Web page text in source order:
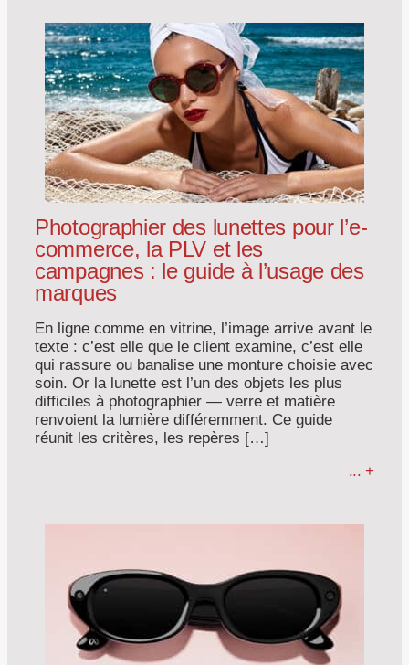
Photographier des lunettes pour l’e-
commerce, la PLV et les
campagnes : le guide à l’usage des
marques
En ligne comme en vitrine, l’image arrive avant le
texte : c’est elle que le client examine, c’est elle
qui rassure ou banalise une monture choisie avec
soin. Or la lunette est l’un des objets les plus
difficiles à photographier — verre et matière
renvoient la lumière différemment. Ce guide
réunit les critères, les repères […]
... +